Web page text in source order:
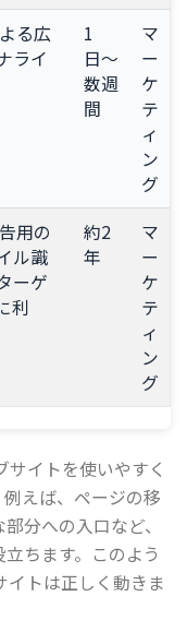
る広
ライ
1
日〜
数週
間
マ
ー
ケ
テ
ィ
ン
グ
用の
ル識
ーゲ
利
約2
年
マ
ー
ケ
テ
ィ
ン
グ
サイトを使いやすく
えば、ページの移
分への入口など、
ちます。このよう
トは正しく動きま